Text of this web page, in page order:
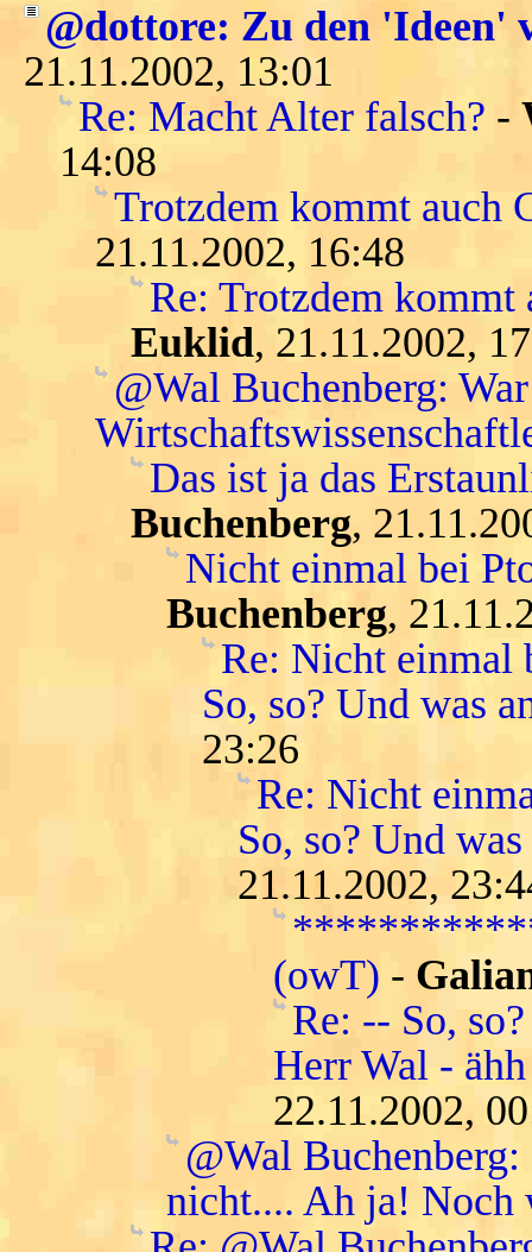
@dottore: Zu den 'Ideen'
21.11.2002, 13:01
Re: Macht Alter falsch? -
14:08
Trotzdem kommt auch
21.11.2002, 16:48
Re: Trotzdem
Euklid, 21.11.2002,
@Wal Buchenberg:
Das ist ja das
Buchenberg,
Nicht einmal bei
Buchenberg,
Re: Nicht einmal
So, so? Und was
23:26
Re: Nicht
So, so? Und
21.11.2002,
(owT) -
Re: -- So,
Herr Wal -
22.11.2002,
@Wal
nicht.... Ah ja! Noch